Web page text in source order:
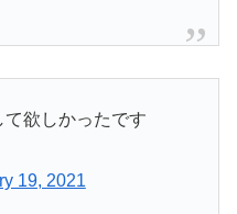
欲しかったです
19, 2021